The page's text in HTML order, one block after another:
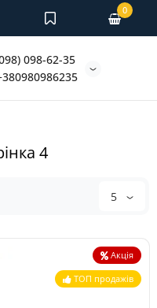
098-62-35
0
4
5
Акція
ТОП продажів